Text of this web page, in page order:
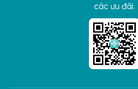
các ưu đãi.